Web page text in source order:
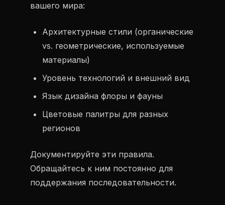
вашего мира:
Архитектурные стили (органические
vs. геометрические, используемые
материалы)
Уровень технологий и внешний вид
Язык дизайна флоры и фауны
Цветовые палитры для разных
регионов
Документируйте эти правила.
Обращайтесь к ним постоянно для
поддержания последовательности.